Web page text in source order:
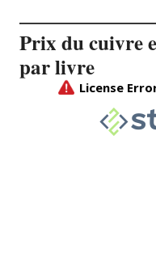
Prix du cuivre
par livre